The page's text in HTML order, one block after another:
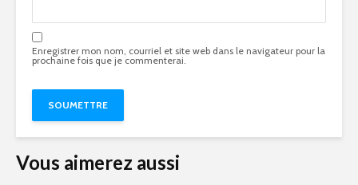
Enregistrer mon nom, courriel et site web dans le navigateur pour la
prochaine fois que je commenterai.
Vous aimerez aussi